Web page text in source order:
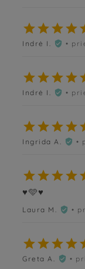

Indrė I.  •

Indrė I.  •

Ingrida A.  •

♥️🩵♥️
Laura M.  •

Greta A.  •